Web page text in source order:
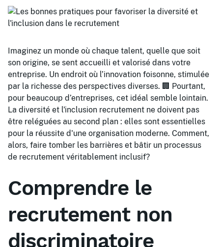
Imaginez un monde où chaque talent, quelle que soit
son origine, se sent accueilli et valorisé dans votre
entreprise. Un endroit où l’innovation foisonne, stimulée
par la richesse des perspectives diverses. 🏢 Pourtant,
pour beaucoup d’entreprises, cet idéal semble lointain.
La diversité et l'inclusion recrutement ne doivent pas
être reléguées au second plan : elles sont essentielles
pour la réussite d'une organisation moderne. Comment,
alors, faire tomber les barrières et bâtir un processus
de recrutement véritablement inclusif?
Comprendre le
recrutement non
discriminatoire